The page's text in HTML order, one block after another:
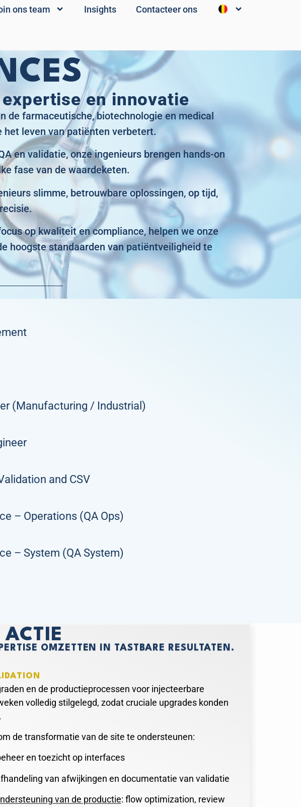
ons team Insights Contacteer ons
en innovatie
de farmaceutische, biotechnologie en medical
leven van patiënten verbetert.
en validatie, onze ingenieurs brengen hands-on
fase van de waardeketen.
slimme, betrouwbare oplossingen, op tijd,
op kwaliteit en compliance, helpen we onze
hoogste standaarden van patiëntveiligheid te
(Manufacturing / Industrial)
and CSV
– Operations (QA Ops)
– System (QA System)
ACTIE
OMZETTEN IN TASTBARE RESULTATEN.
en de productieprocessen voor injecteerbare
volledig stilgelegd, zodat cruciale upgrades konden
de transformatie van de site te ondersteunen:
en toezicht op interfaces
van afwijkingen en documentatie van validatie
van de productie: flow optimization, review